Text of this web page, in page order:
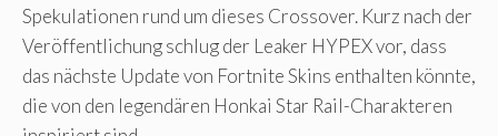
Spekulationen rund um dieses Crossover. Kurz nach der
Veröffentlichung schlug der Leaker HYPEX vor, dass
das nächste Update von Fortnite Skins enthalten könnte,
die von den legendären Honkai Star Rail-Charakteren